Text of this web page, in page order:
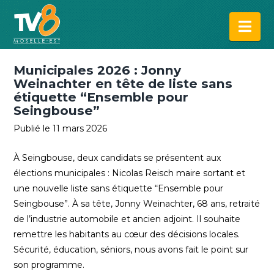
Municipales 2026 : Jonny
Weinachter en tête de liste sans
étiquette “Ensemble pour
Seingbouse”
Publié le 11 mars 2026
À Seingbouse, deux candidats se présentent aux
élections municipales : Nicolas Reisch maire sortant et
une nouvelle liste sans étiquette “Ensemble pour
Seingbouse”. À sa tête, Jonny Weinachter, 68 ans, retraité
de l’industrie automobile et ancien adjoint. Il souhaite
remettre les habitants au cœur des décisions locales.
Sécurité, éducation, séniors, nous avons fait le point sur
son programme.